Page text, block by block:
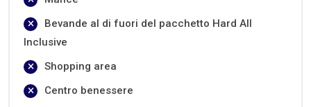
Bevande al di fuori del pacchetto Hard All
Inclusive
Shopping area
Centro benessere